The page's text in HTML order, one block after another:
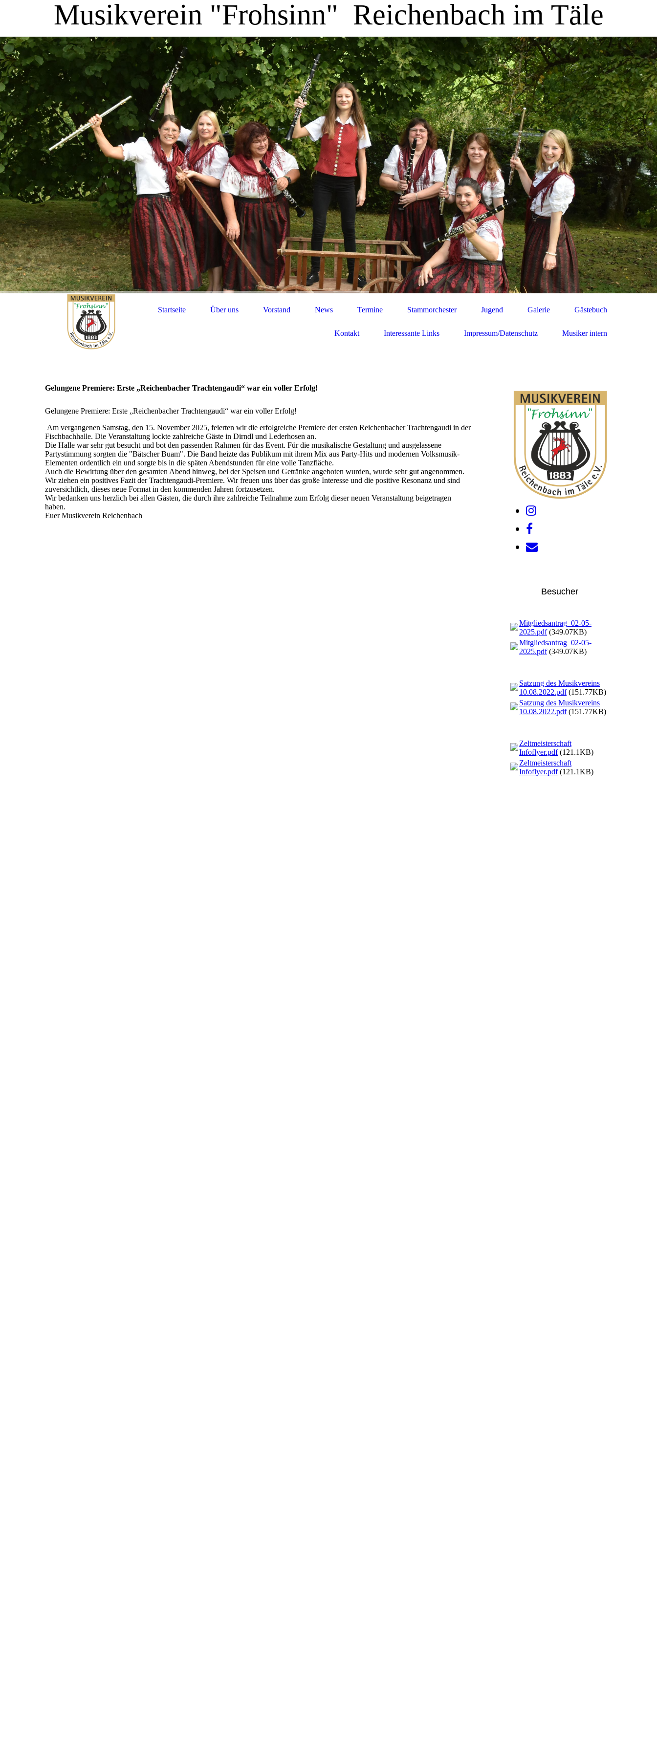
Musikverein "Frohsinn" Reichenbach im Täle
Startseite Über uns Vorstand News Termine Stammorchester Jugend Galerie Gästebuch
Kontakt Interessante Links Impressum/Datenschutz Musiker intern
Gelungene Premiere: Erste „Reichenbacher Trachtengaudi“ war ein voller Erfolg!
Gelungene Premiere: Erste „Reichenbacher Trachtengaudi“ war ein voller Erfolg!
Am vergangenen Samstag, den 15. November 2025, feierten wir die erfolgreiche Premiere der ersten Reichenbacher Trachtengaudi in der
Fischbachhalle. Die Veranstaltung lockte zahlreiche Gäste in Dirndl und Lederhosen an.
Die Halle war sehr gut besucht und bot den passenden Rahmen für das Event. Für die musikalische Gestaltung und ausgelassene
Partystimmung sorgten die "Bätscher Buam". Die Band heizte das Publikum mit ihrem Mix aus Party-Hits und modernen Volksmusik-
Elementen ordentlich ein und sorgte bis in die späten Abendstunden für eine volle Tanzfläche.
Auch die Bewirtung über den gesamten Abend hinweg, bei der Speisen und Getränke angeboten wurden, wurde sehr gut angenommen.
Wir ziehen ein positives Fazit der Trachtengaudi-Premiere. Wir freuen uns über das große Interesse und die positive Resonanz und sind
zuversichtlich, dieses neue Format in den kommenden Jahren fortzusetzen.
Wir bedanken uns herzlich bei allen Gästen, die durch ihre zahlreiche Teilnahme zum Erfolg dieser neuen Veranstaltung beigetragen
haben.
Euer Musikverein Reichenbach
Besucher
Mitgliedsantrag_02-05-
2025.pdf(349.07KB)
Mitgliedsantrag_02-05-
2025.pdf(349.07KB)
Satzung des Musikvereins
10.08.2022.pdf(151.77KB)
Satzung des Musikvereins
10.08.2022.pdf(151.77KB)
Zeltmeisterschaft
Infoflyer.pdf(121.1KB)
Zeltmeisterschaft
Infoflyer.pdf(121.1KB)